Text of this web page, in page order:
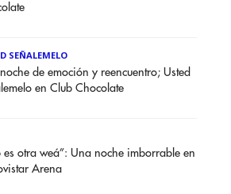
SEÑALEMELO
de emoción y reencuentro; Usted
en Club Chocolate
es otra weá”: Una noche imborrable en
Arena